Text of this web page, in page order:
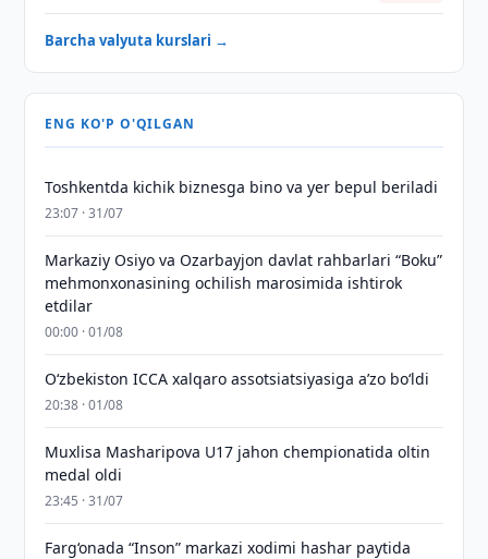
Barcha valyuta kurslari →
ENG KO'P O'QILGAN
Toshkentda kichik biznesga bino va yer bepul beriladi
23:07 · 31/07
Markaziy Osiyo va Ozarbayjon davlat rahbarlari “Boku”
mehmonxonasining ochilish marosimida ishtirok
etdilar
00:00 · 01/08
O‘zbekiston ICCA xalqaro assotsiatsiyasiga aʼzo bo‘ldi
20:38 · 01/08
Muxlisa Masharipova U17 jahon chempionatida oltin
medal oldi
23:45 · 31/07
Farg‘onada “Inson” markazi xodimi hashar paytida